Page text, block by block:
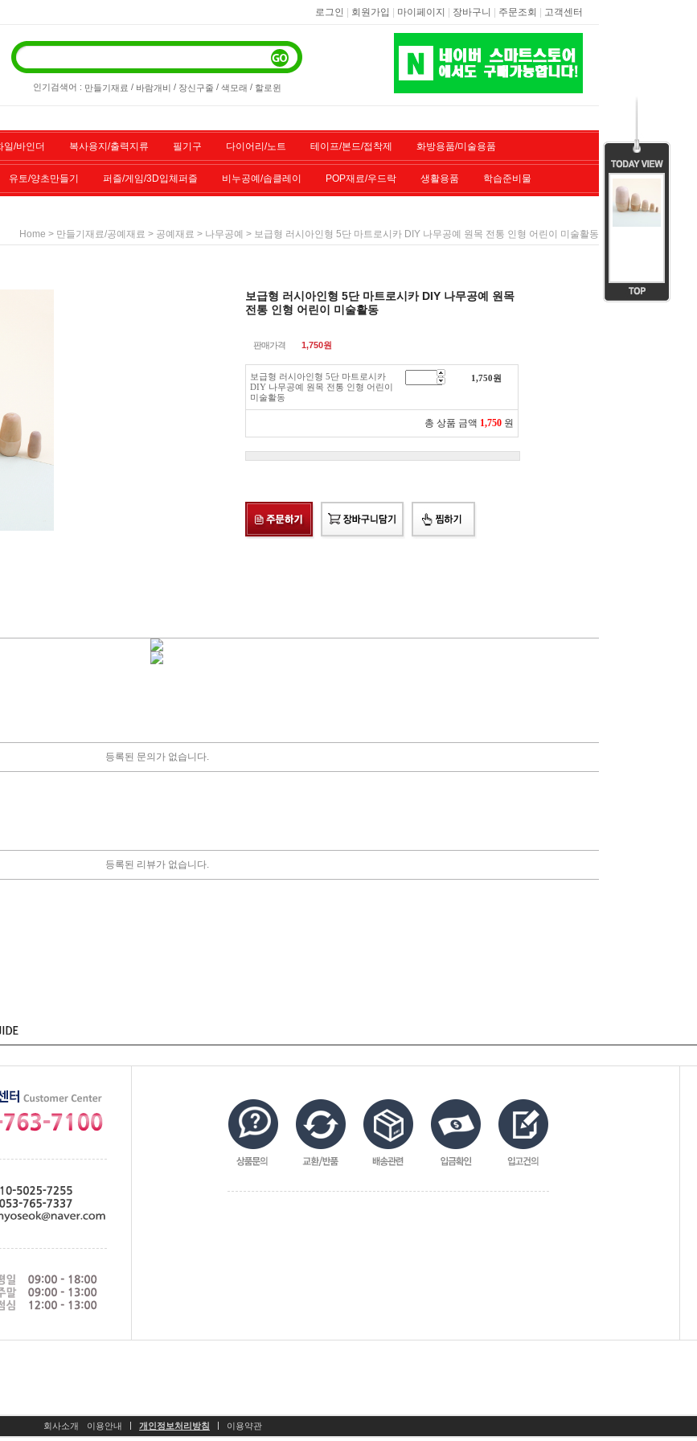
로그인 | 회원가입 | 마이페이지 | 장바구니 | 주문조회 | 고객센터
인기검색어 : 만들기재료 / 바람개비 / 장신구줄 / 색모래 / 할로윈
일/바인더 복사용지/출력지류 필기구 다이어리/노트 테이프/본드/접착제 화방용품/미술용품
유토/양초만들기 퍼즐/게임/3D입체퍼즐 비누공예/솝클레이 POP재료/우드락 생활용품 학습준비물
Home > 만들기재료/공예재료 > 공예재료 > 나무공예 > 보급형 러시아인형 5단 마트로시카 DIY 나무공예 원목 전통 인형 어린이 미술활동
보급형 러시아인형 5단 마트로시카 DIY 나무공예 원목
전통 인형 어린이 미술활동
판매가격 1,750원
보급형 러시아인형 5단 마트로시카
DIY 나무공예 원목 전통 인형 어린이
미술활동
1,750원
총 상품 금액 1,750 원
등록된 문의가 없습니다.
등록된 리뷰가 없습니다.
회사소개 이용안내 개인정보처리방침 이용약관